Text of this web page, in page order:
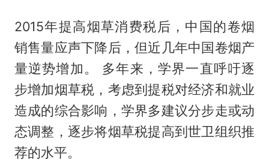
2015年提高烟草消费税后，中国的卷烟
销售量应声下降后，但近几年中国卷烟产
量逆势增加。 多年来，学界一直呼吁逐
步增加烟草税，考虑到提税对经济和就业
造成的综合影响，学界多建议分步走或动
态调整，逐步将烟草税提高到世卫组织推
荐的水平。